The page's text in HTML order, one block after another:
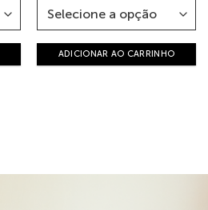
ADICIONAR AO CARRINHO